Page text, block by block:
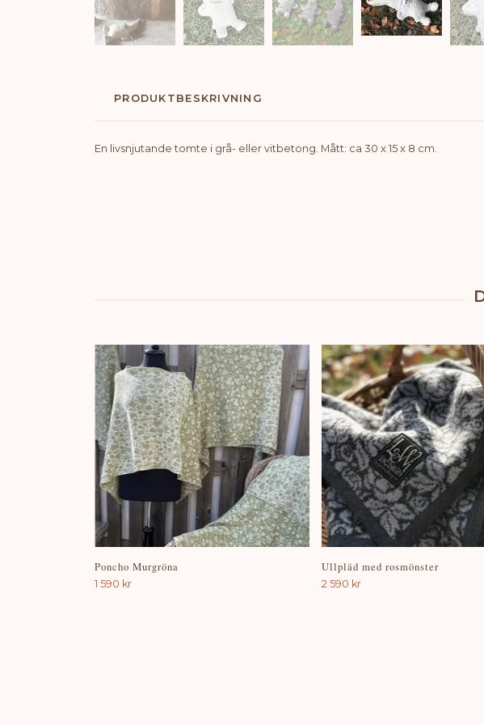
PRODUKTBESKRIVNING
En livsnjutande tomte i grå- eller vitbetong. Mått: ca 30 x 15 x 8 cm.
Poncho Murgröna
1 590 kr
Ullpläd med rosmönster
2 590 kr